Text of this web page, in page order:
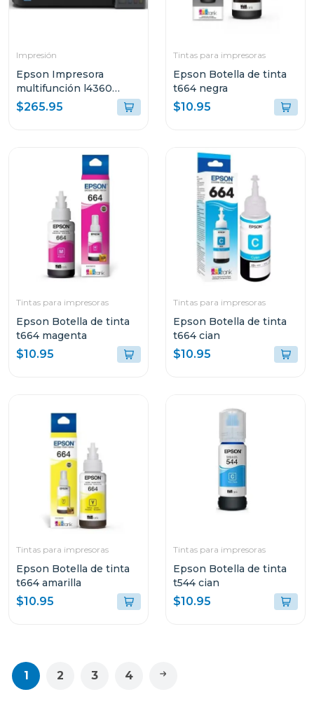
Impresión
Epson Impresora
multifunción l4360
tanque de tinta eco-
tank wi-fi
$265.95
Tintas para impresoras
Epson Botella de tinta
t664 negra
$10.95
Tintas para impresoras
Epson Botella de tinta
t664 magenta
$10.95
Tintas para impresoras
Epson Botella de tinta
t664 cian
$10.95
Tintas para impresoras
Epson Botella de tinta
t664 amarilla
$10.95
Tintas para impresoras
Epson Botella de tinta
t544 cian
$10.95
1 2 3 4